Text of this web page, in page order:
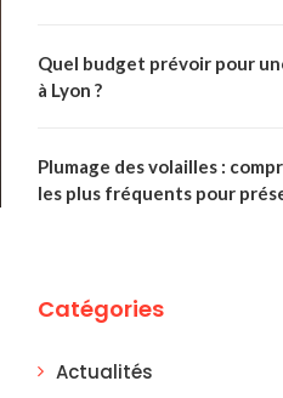
Quel budget prévoir pour
à Lyon ?
Plumage des volailles :
les plus fréquents pour
Catégories
Actualités